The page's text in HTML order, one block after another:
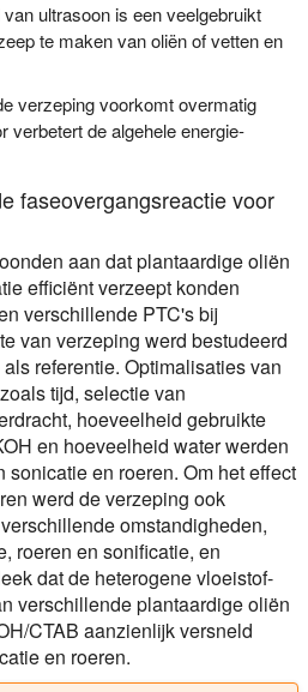
ultrasoon is een veelgebruikt
te maken van oliën of vetten en
verzeping voorkomt overmatig
verbetert de algehele energie-
faseovergangsreactie voor
aan dat plantaardige oliën
efficiënt verzeept konden
verschillende PTC's bij
van verzeping werd bestudeerd
referentie. Optimalisaties van
tijd, selectie van
hoeveelheid gebruikte
en hoeveelheid water werden
sonicatie en roeren. Om het effect
werd de verzeping ook
omstandigheden,
roeren en sonificatie, en
dat de heterogene vloeistof-
verschillende plantaardige oliën
CTAB aanzienlijk versneld
en roeren.